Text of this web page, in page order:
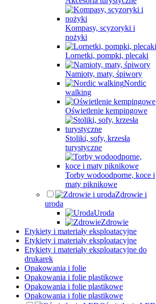
Kompasy, scyzoryki i
nożyki
Lornetki, pompki, plecaki
Namioty, maty, śpiwory
Nordic
walking
Oświetlenie kempingowe
Stoliki, sofy, krzesła
turystyczne
Torby wodoodporne, koce i
maty piknikowe
Zdrowie i
uroda
Uroda
Zdrowie
Etykiety i materiały eksploatacyjne
Etykiety i materiały eksploatacyjne
Etykiety i materiały eksploatacyjne do
drukarek
Opakowania i folie
Opakowania i folie plastikowe
Opakowania i folie plastikowe
Opakowania i folie plastikowe